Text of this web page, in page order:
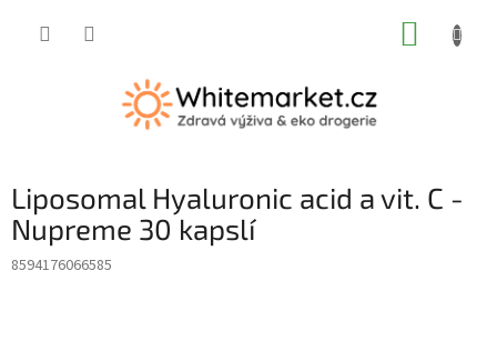
Liposomal Hyaluronic acid a vit. C -
Nupreme 30 kapslí
8594176066585